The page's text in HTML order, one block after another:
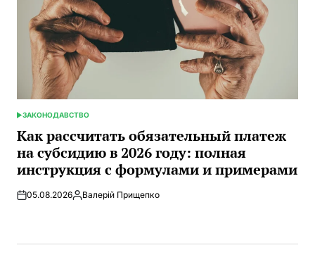
ОПУБЛИКОВАНО
В
ЗАКОНОДАВСТВО
Как рассчитать обязательный платеж
на субсидию в 2026 году: полная
инструкция с формулами и примерами
05.08.2026Запись
Валерій Прищепко